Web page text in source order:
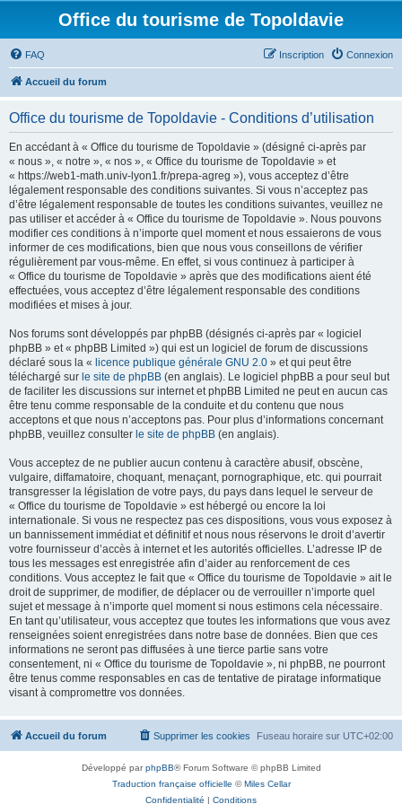
Office du tourisme de Topoldavie
FAQ Connexion
Inscription
Accueil du forum
Office du tourisme de Topoldavie - Conditions d’utilisation
En accédant à « Office du tourisme de Topoldavie » (désigné ci-après par
« nous », « notre », « nos », « Office du tourisme de Topoldavie » et
« https://web1-math.univ-lyon1.fr/prepa-agreg »), vous acceptez d’être
légalement responsable des conditions suivantes. Si vous n’acceptez pas
d’être légalement responsable de toutes les conditions suivantes, veuillez ne
pas utiliser et accéder à « Office du tourisme de Topoldavie ». Nous pouvons
modifier ces conditions à n’importe quel moment et nous essaierons de vous
informer de ces modifications, bien que nous vous conseillons de vérifier
régulièrement par vous-même. En effet, si vous continuez à participer à
« Office du tourisme de Topoldavie » après que des modifications aient été
effectuées, vous acceptez d’être légalement responsable des conditions
modifiées et mises à jour.
Nos forums sont développés par phpBB (désignés ci-après par « logiciel
phpBB » et « phpBB Limited ») qui est un logiciel de forum de discussions
déclaré sous la « licence publique générale GNU 2.0 » et qui peut être
téléchargé sur le site de phpBB (en anglais). Le logiciel phpBB a pour seul but
de faciliter les discussions sur internet et phpBB Limited ne peut en aucun cas
être tenu comme responsable de la conduite et du contenu que nous
acceptons et que nous n’acceptons pas. Pour plus d’informations concernant
phpBB, veuillez consulter le site de phpBB (en anglais).
Vous acceptez de ne publier aucun contenu à caractère abusif, obscène,
vulgaire, diffamatoire, choquant, menaçant, pornographique, etc. qui pourrait
transgresser la législation de votre pays, du pays dans lequel le serveur de
« Office du tourisme de Topoldavie » est hébergé ou encore la loi
internationale. Si vous ne respectez pas ces dispositions, vous vous exposez à
un bannissement immédiat et définitif et nous nous réservons le droit d’avertir
votre fournisseur d’accès à internet et les autorités officielles. L’adresse IP de
tous les messages est enregistrée afin d’aider au renforcement de ces
conditions. Vous acceptez le fait que « Office du tourisme de Topoldavie » ait le
droit de supprimer, de modifier, de déplacer ou de verrouiller n’importe quel
sujet et message à n’importe quel moment si nous estimons cela nécessaire.
En tant qu’utilisateur, vous acceptez que toutes les informations que vous avez
renseignées soient enregistrées dans notre base de données. Bien que ces
informations ne seront pas diffusées à une tierce partie sans votre
consentement, ni « Office du tourisme de Topoldavie », ni phpBB, ne pourront
être tenus comme responsables en cas de tentative de piratage informatique
visant à compromettre vos données.
Accueil du forum Fuseau horaire sur UTC+02:00
Supprimer les cookies
Développé parphpBB® Forum Software © phpBB Limited
Traduction française officielle ©Miles Cellar
Confidentialité | Conditions